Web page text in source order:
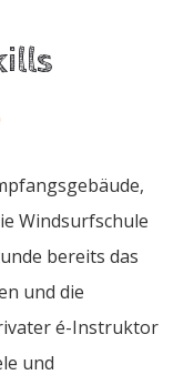
Windsurfschule
bereits das
und die
é-Instruktor
und